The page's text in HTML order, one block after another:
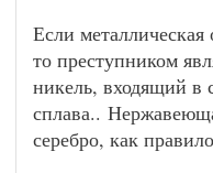
Если
то преступником
никель, входящий в
сплава..
серебро, как